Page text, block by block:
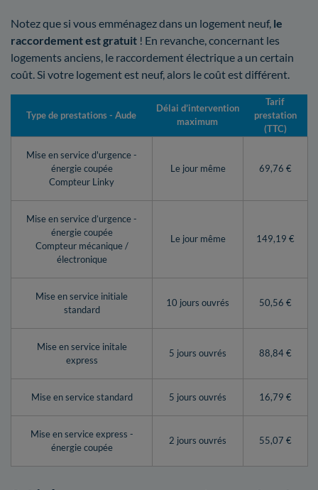
Notez que si vous emménagez dans un logement neuf, le
raccordement est gratuit ! En revanche, concernant les
logements anciens, le raccordement électrique a un certain
coût. Si votre logement est neuf, alors le coût est différent.
Type de prestations - Aude
Délai d’intervention
maximum
Tarif
prestation
(TTC)
Mise en service d'urgence -
énergie coupée
Compteur Linky
Le jour même 69,76 €
Mise en service d’urgence -
énergie coupée
Compteur mécanique /
électronique
Le jour même 149,19 €
Mise en service initiale
standard
10 jours ouvrés 50,56 €
Mise en service initale
express
5 jours ouvrés 88,84 €
Mise en service standard 5 jours ouvrés 16,79 €
Mise en service express -
énergie coupée
2 jours ouvrés 55,07 €